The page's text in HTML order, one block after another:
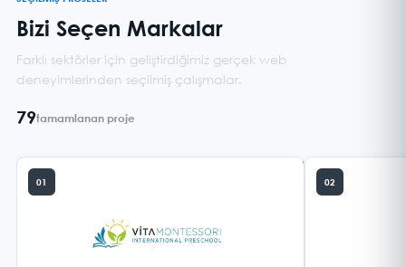
Bizi Seçen Markalar
Farklı sektörler için geliştirdiğimiz gerçek web
deneyimlerinden seçilmiş çalışmalar.
79tamamlanan proje
01 02